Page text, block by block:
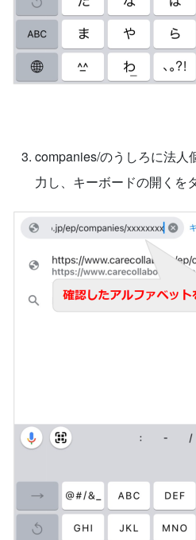
companies/のうしろに法人
力し、キーボードの開くを